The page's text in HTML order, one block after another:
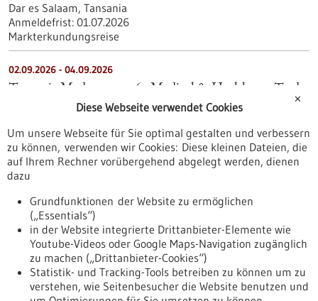
Dar es Salaam, Tansania
Anmeldefrist: 01.07.2026
Markterkundungsreise
02.09.2026 - 04.09.2026
Tanzania Medexpo 2026 - Medical & Healthcare Trade
Dar-es-Salaam, Tanzania
Messe
03.09.2026
International NAKO Conference 2026: Forschung
vernetzen, Gesundheit verbessern
München
Kongress/Symposium
✕
Diese Webseite verwendet Cookies
Um unsere Webseite für Sie optimal gestalten und verbessern
zu können, verwenden wir Cookies: Diese kleinen Dateien, die
auf Ihrem Rechner vorübergehend abgelegt werden, dienen
dazu
Grundfunktionen der Website zu ermöglichen
(„Essentials“)
in der Website integrierte Drittanbieter-Elemente wie
Youtube-Videos oder Google Maps-Navigation zugänglich
zu machen („Drittanbieter-Cookies“)
Statistik- und Tracking-Tools betreiben zu können um zu
verstehen, wie Seitenbesucher die Website benutzen und